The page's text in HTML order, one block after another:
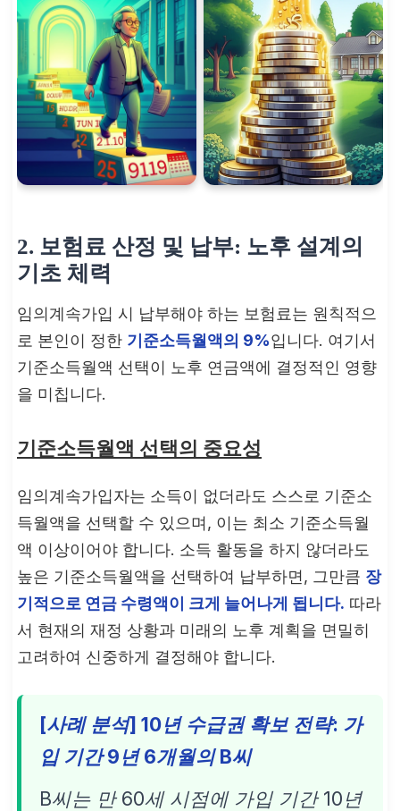
2. 보험료 산정 및 납부: 노후 설계의
기초 체력
임의계속가입 시 납부해야 하는 보험료는 원칙적으
로 본인이 정한 기준소득월액의 9%입니다. 여기서
기준소득월액 선택이 노후 연금액에 결정적인 영향
을 미칩니다.
기준소득월액 선택의 중요성
임의계속가입자는 소득이 없더라도 스스로 기준소
득월액을 선택할 수 있으며, 이는 최소 기준소득월
액 이상이어야 합니다. 소득 활동을 하지 않더라도
높은 기준소득월액을 선택하여 납부하면, 그만큼 장
기적으로 연금 수령액이 크게 늘어나게 됩니다. 따라
서 현재의 재정 상황과 미래의 노후 계획을 면밀히
고려하여 신중하게 결정해야 합니다.
[사례 분석] 10년 수급권 확보 전략: 가
입 기간 9년 6개월의 B씨
B씨는 만 60세 시점에 가입 기간 10년